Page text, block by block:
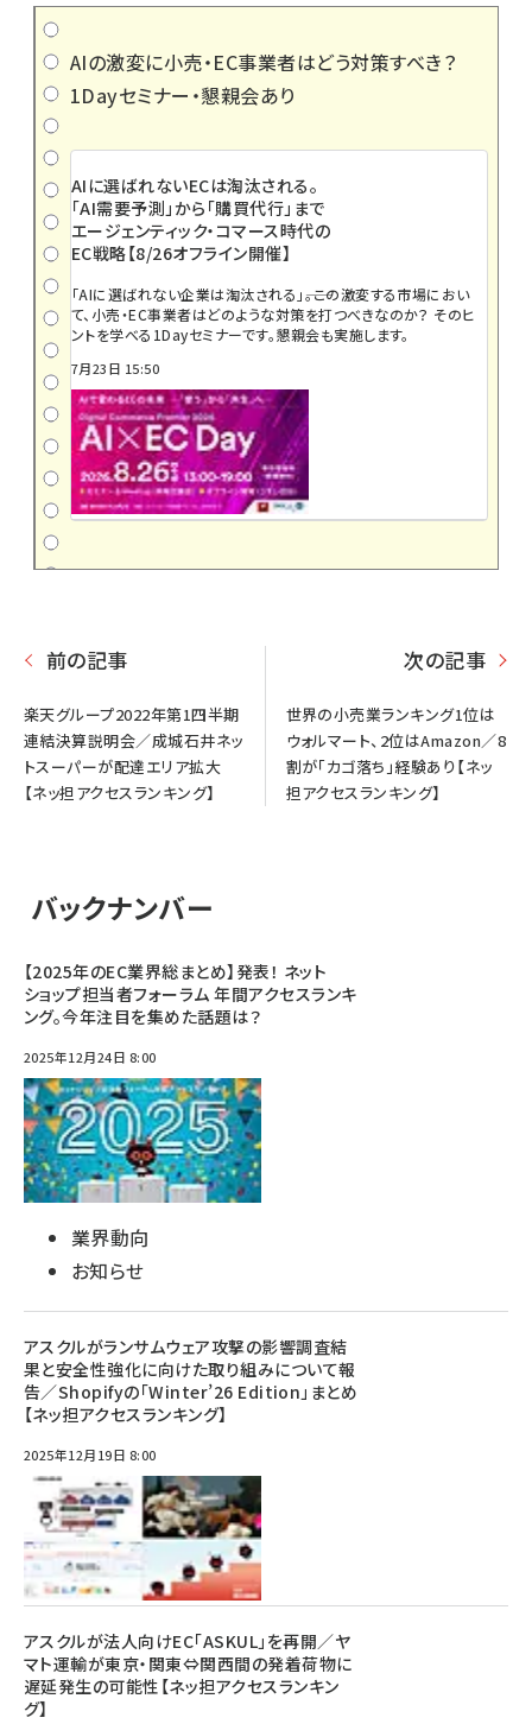
AIの激変に小売・EC事業者はどう対策すべき？
1Dayセミナー・懇親会あり
AIに選ばれないECは淘汰される。
「AI需要予測」から「購買代行」まで
エージェンティック・コマース時代の
EC戦略【8/26オフライン開催】
「AIに選ばれない企業は淘汰される」――。この激変する市場におい
て、小売・EC事業者はどのような対策を打つべきなのか？ そのヒ
ントを学べる1Dayセミナーです。懇親会も実施します。
7月23日 15:50
前の記事
楽天グループ2022年第1四半期
連結決算説明会／成城石井ネッ
トスーパーが配達エリア拡大
【ネッ担アクセスランキング】
次の記事
世界の小売業ランキング1位は
ウォルマート、2位はAmazon／8
割が「カゴ落ち」経験あり【ネッ
担アクセスランキング】
バックナンバー
【2025年のEC業界総まとめ】発表！ ネット
ショップ担当者フォーラム 年間アクセスランキ
ング。今年注目を集めた話題は？
2025年12月24日 8:00
業界動向
お知らせ
アスクルがランサムウェア攻撃の影響調査結
果と安全性強化に向けた取り組みについて報
告／Shopifyの「Winter’26 Edition」まとめ
【ネッ担アクセスランキング】
2025年12月19日 8:00
アスクルが法人向けEC「ASKUL」を再開／ヤ
マト運輸が東京・関東⇔関西間の発着荷物に
遅延発生の可能性【ネッ担アクセスランキン
グ】